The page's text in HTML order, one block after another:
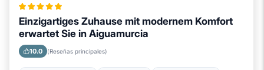
Einzigartiges Zuhause mit modernem Komfort
erwartet Sie in Aiguamurcia
10.0 (Reseñas principales)